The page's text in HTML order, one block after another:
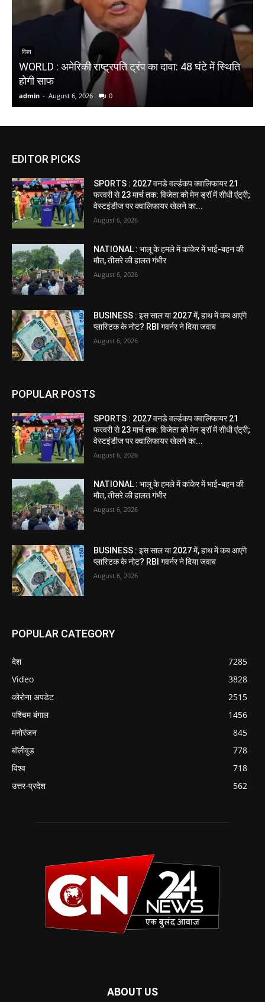
विश्व
WORLD : अमेरिकी राष्ट्रपति ट्रंप का दावा: 48 घंटे में स्थिति
होगी साफ
admin - August 6, 2026 0
EDITOR PICKS
SPORTS : 2027 वनडे वर्ल्डकप क्वालिफायर 21
फरवरी से 23 मार्च तक: विजेता को मेन ड्रॉ में सीधी एंट्री;
वेस्टइंडीज पर क्वालिफायर खेलने का...
August 6, 2026
NATIONAL : भालू के हमले में कांकेर में भाई-बहन की
मौत, तीसरे की हालत गंभीर
August 6, 2026
BUSINESS : इस साल या 2027 में, हाथ में कब आएंगे
प्लास्टिक के नोट? RBI गवर्नर ने दिया जवाब
August 6, 2026
POPULAR POSTS
SPORTS : 2027 वनडे वर्ल्डकप क्वालिफायर 21
फरवरी से 23 मार्च तक: विजेता को मेन ड्रॉ में सीधी एंट्री;
वेस्टइंडीज पर क्वालिफायर खेलने का...
August 6, 2026
NATIONAL : भालू के हमले में कांकेर में भाई-बहन की
मौत, तीसरे की हालत गंभीर
August 6, 2026
BUSINESS : इस साल या 2027 में, हाथ में कब आएंगे
प्लास्टिक के नोट? RBI गवर्नर ने दिया जवाब
August 6, 2026
POPULAR CATEGORY
देश
7285
Video
3828
कोरोना अपडेट
2515
पश्चिम बंगाल
1456
मनोरंजन
845
बॉलीवुड
778
विश्व
718
उत्तर-प्रदेश
562
ABOUT US